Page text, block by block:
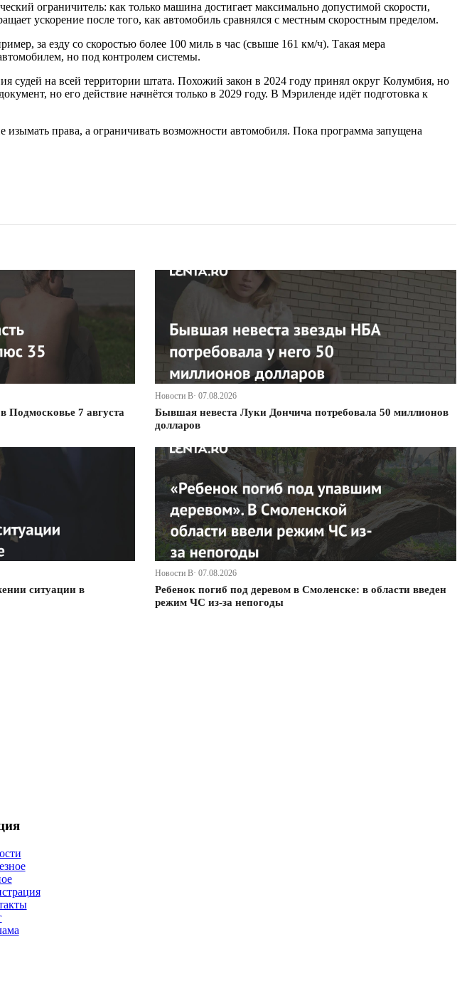
ограничитель: как только машина достигает максимально допустимой скорости,
ускорение после того, как автомобиль сравнялся с местным скоростным пределом.
за езду со скоростью более 100 миль в час (свыше 161 км/ч). Такая мера
но под контролем системы.
судей на всей территории штата. Похожий закон в 2024 году принял округ Колумбия, но
но его действие начнётся только в 2029 году. В Мэриленде идёт подготовка к
права, а ограничивать возможности автомобиля. Пока программа запущена
Подмосковье 7 августа
Новости В· 07.08.2026
Бывшая невеста Луки Дончича потребовала 50 миллионов
долларов
ситуации в
Новости В· 07.08.2026
Ребенок погиб под деревом в Смоленске: в области введен
режим ЧС из-за непогоды